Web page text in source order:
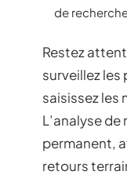
de
Restez
surveillez
saisissez les
L’analyse
permanent,
retours